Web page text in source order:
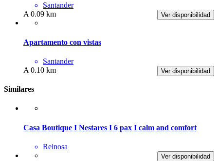
Santander
Ver disponibilidad
A 0.09 km
Apartamento con vistas
Santander
Ver disponibilidad
A 0.10 km
Similares
Casa Boutique I Nestares I 6 pax I calm and comfort
Reinosa
Ver disponibilidad